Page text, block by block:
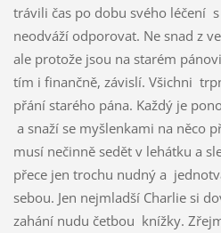
trávili čas po dobu svého léčení
neodváží odporovat. Ne snad z
ale protože jsou na starém
tím i finančně, závislí. Všichni
přání starého pána. Každý je
a snaží se myšlenkami na něco
musí nečinně sedět v lehátku a
přece jen trochu nudný a
sebou. Jen nejmladší Charlie si
zahání nudu četbou knížky.